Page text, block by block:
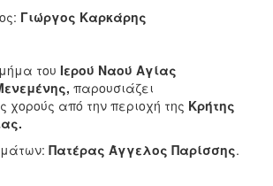
Γιώργος Καρκάρης
του Ιερού Ναού Αγίας
παρουσιάζει
χορούς από την περιοχή της Κρήτης
Πατέρας Άγγελος Παρίσσης.